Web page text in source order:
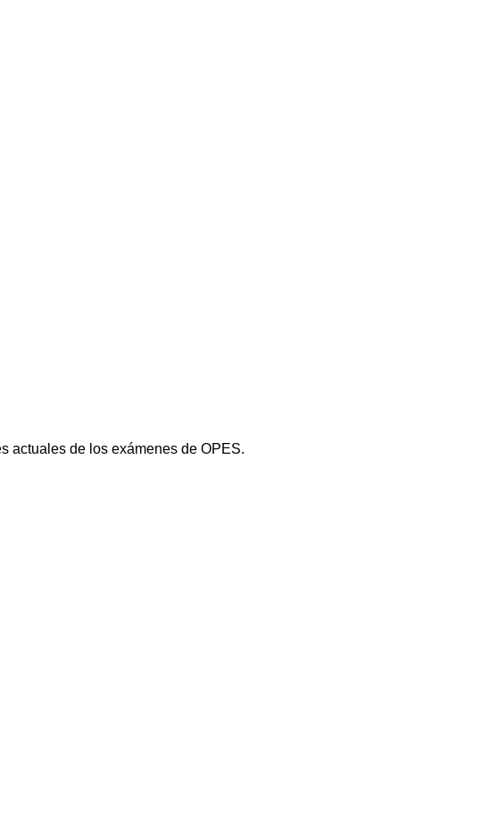
actuales de los exámenes de OPES.